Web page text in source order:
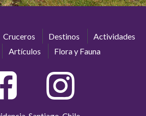
Cruceros Destinos
Actividades
Artículos Flora y Fauna